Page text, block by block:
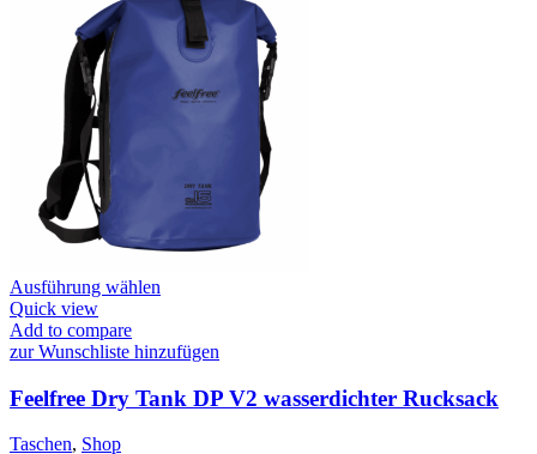
Ausführung wählen
mehrere
auf.
Die
Quick view
Add to compare
zur Wunschliste hinzufügen
Feelfree Dry Tank DP V2 wasserdichter Rucksack
Taschen, Shop